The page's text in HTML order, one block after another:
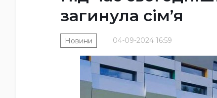
загинула сім’я
04-09-2024 16:59
Новини